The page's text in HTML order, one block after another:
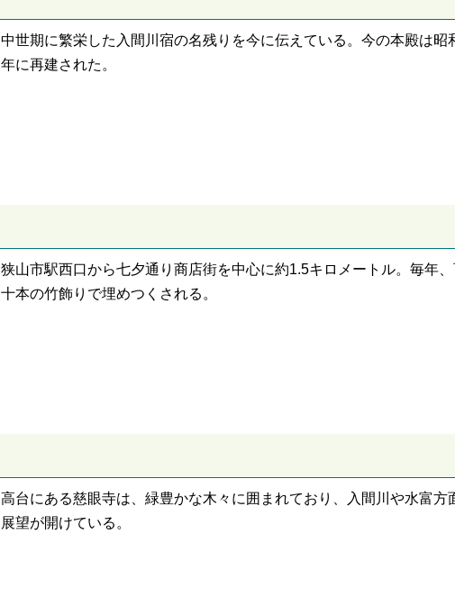
中世期に繁栄した入間川宿の名残りを今に伝えている。今の本殿は昭
年に再建された。
狭山市駅西口から七夕通り商店街を中心に約1.5キロメートル。毎年
十本の竹飾りで埋めつくされる。
高台にある慈眼寺は、緑豊かな木々に囲まれており、入間川や水富方
展望が開けている。